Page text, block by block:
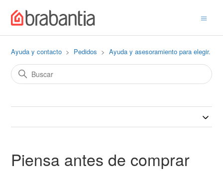
Ayuda y contacto Pedidos Ayuda y asesoramiento para elegir.
Piensa antes de comprar